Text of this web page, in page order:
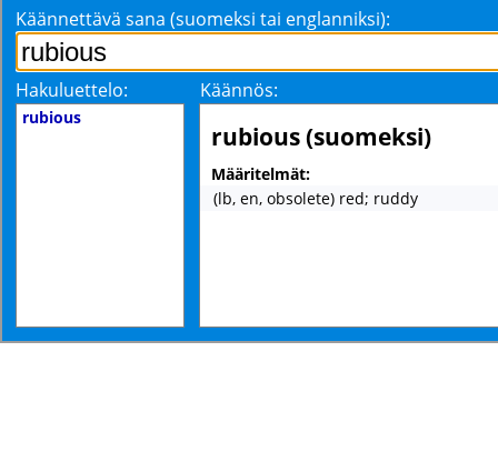
Käännettävä sana (suomeksi tai englanniksi):
Hakuluettelo: Käännös:
rubious
rubious (suomeksi)
Määritelmät:
(lb, en, obsolete) red; ruddy